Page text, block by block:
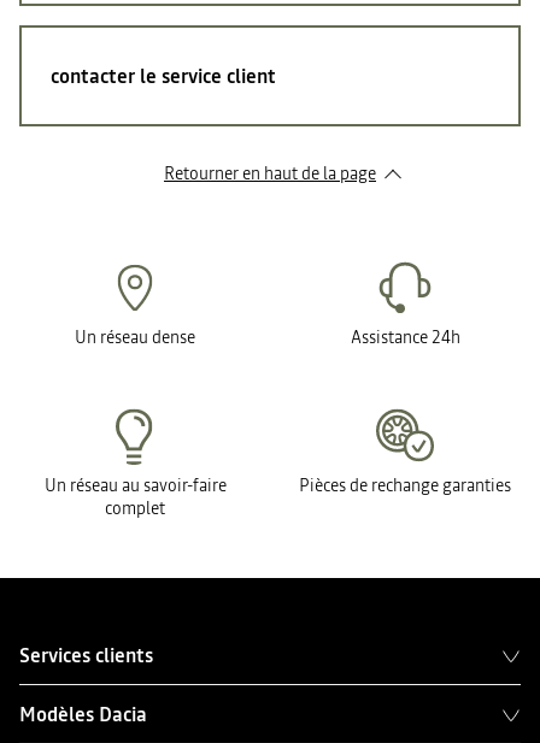
contacter le service client
Retourner en haut de la page
Un réseau dense Assistance 24h
Un réseau au savoir-faire
complet
Pièces de rechange garanties
Services clients
Modèles Dacia